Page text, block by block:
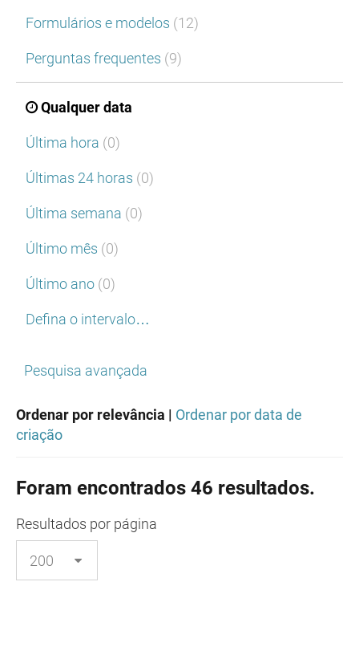
Formulários e modelos (12)
Perguntas frequentes (9)
Qualquer data
Última hora (0)
Últimas 24 horas (0)
Última semana (0)
Último mês (0)
Último ano (0)
Defina o intervalo…
Pesquisa avançada
Ordenar por relevância | Ordenar por data de
criação
Foram encontrados 46 resultados.
Resultados por página